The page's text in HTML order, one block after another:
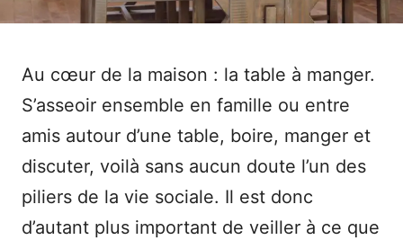
Au cœur de la maison : la table à manger.
S’asseoir ensemble en famille ou entre
amis autour d’une table, boire, manger et
discuter, voilà sans aucun doute l’un des
piliers de la vie sociale. Il est donc
d’autant plus important de veiller à ce que